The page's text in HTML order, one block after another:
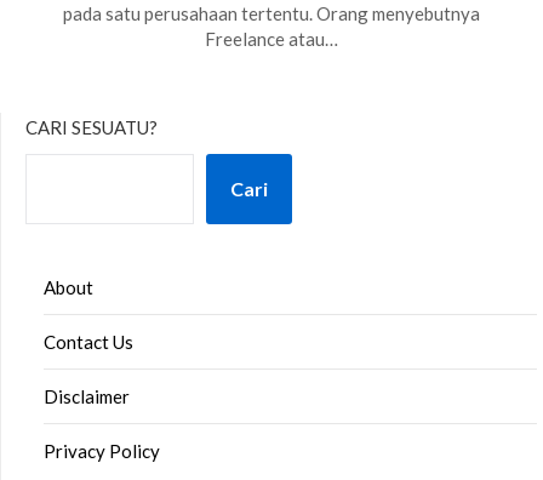
pada satu perusahaan tertentu. Orang menyebutnya
Freelance atau…
CARI SESUATU?
Cari
About
Contact Us
Disclaimer
Privacy Policy